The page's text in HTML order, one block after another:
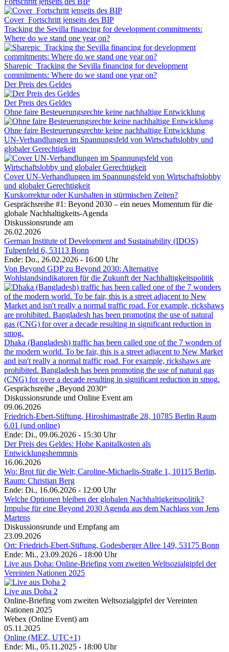
Cover_Fortschritt jenseits des BIP
Tracking the Sevilla financing for development commitments:
Where do we stand one year on?
Sharepic_Tracking the Sevilla financing for development
commitments: Where do we stand one year on?
Der Preis des Geldes
Der Preis des Geldes
Ohne faire Besteuerungsrechte keine nachhaltige Entwicklung
Ohne faire Besteuerungsrechte keine nachhaltige Entwicklung
UN-Verhandlungen im Spannungsfeld von Wirtschaftslobby und
globaler Gerechtigkeit
Cover UN-Verhandlungen im Spannungsfeld von Wirtschaftslobby
und globaler Gerechtigkeit
Kurskorrektur oder Kurshalten in stürmischen Zeiten?
Gesprächsreihe #1: Beyond 2030 – ein neues Momentum für die
globale Nachhaltigkeits-Agenda
Diskussionsrunde am
26.02.2026
German Institute of Development and Sustainability (IDOS)
Tulpenfeld 6, 53113 Bonn
Ende: Do., 26.02.2026 - 16:00 Uhr
Von Beyond GDP zu Beyond 2030: Alternative
Wohlstandsindikatoren für die Zukunft der Nachhaltigkeitspolitik
Dhaka (Bangladesh) traffic has been called one of the 7 wonders of
the modern world. To be fair, this is a street adjacent to New Market
and isn't really a normal traffic road. For example, rickshaws are
prohibited. Bangladesh has been promoting the use of natural gas
(CNG) for over a decade resulting in significant reduction in smog.
Gesprächsreihe „Beyond 2030“
Diskussionsrunde und Online Event am
09.06.2026
Friedrich-Ebert-Stiftung, Hiroshimastraße 28, 10785 Berlin Raum
6.01 (und online)
Ende: Di., 09.06.2026 - 15:30 Uhr
Der Preis des Geldes: Hohe Kapitalkosten als
Entwicklungshemmnis
16.06.2026
Wo: Brot für die Welt; Caroline-Michaelis-Straße 1, 10115 Berlin,
Raum: Christian Berg
Ende: Di., 16.06.2026 - 12:00 Uhr
Welche Optionen bleiben der globalen Nachhaltigkeitspolitik?
Impulse für eine Beyond 2030 Agenda aus dem Nachlass von Jens
Martens
Diskussionsrunde und Empfang am
23.09.2026
Ort: Friedrich-Ebert-Stiftung, Godesberger Allee 149, 53175 Bonn
Ende: Mi., 23.09.2026 - 18:00 Uhr
Live aus Doha: Online-Briefing vom zweiten Weltsozialgipfel der
Vereinten Nationen 2025
Live aus Doha 2
Online-Briefing vom zweiten Weltsozialgipfel der Vereinten
Nationen 2025
Webex (Online Event) am
05.11.2025
Online (MEZ, UTC+1)
Ende: Mi., 05.11.2025 - 18:00 Uhr